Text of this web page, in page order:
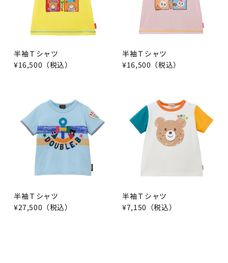
半袖Ｔシャツ
¥16,500（税込）
半袖Ｔシャツ
¥16,500（税込）
半袖Ｔシャツ
¥27,500（税込）
半袖Ｔシャツ
¥7,150（税込）